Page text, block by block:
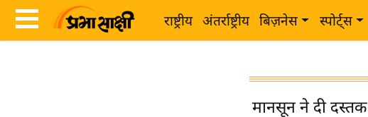
राष्ट्रीय अंतर्राष्ट्रीय बिज़नेस स्पोर्ट्स
मानसून ने दी दस्तक